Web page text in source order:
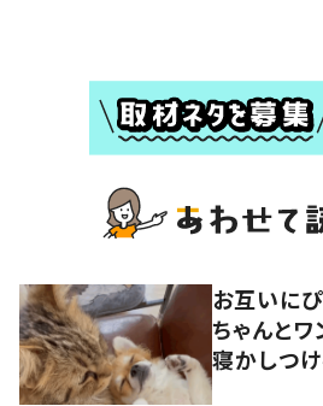
お互いに
ちゃんと
寝かしつ